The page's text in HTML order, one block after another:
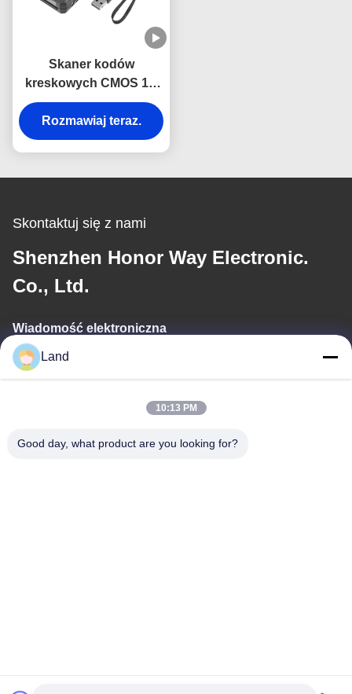
Skaner kodów
kreskowych CMOS 1D
2D QR Imaging,
przenośny, ręczny,
bezprzewodowy 2.4GHz
Rozmawiaj teraz.
Skontaktuj się z nami
Shenzhen Honor Way Electronic.
Co., Ltd.
Wiadomość elektroniczna
land@szhw-tech.com
Adres
Sprzedawca. -2026 Shenzhen Honor Way Electronic. Co., Ltd.
Land
10:13 PM
Good day, what product are you looking for?